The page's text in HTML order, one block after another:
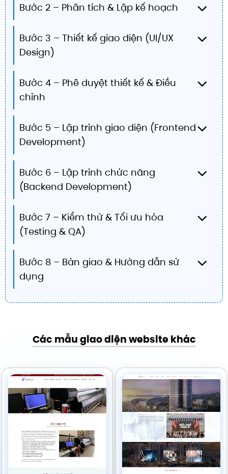
Bước 2 – Phân tích & Lập kế hoạch
Bước 3 – Thiết kế giao diện (UI/UX
Design)
Bước 4 – Phê duyệt thiết kế & Điều
chỉnh
Bước 5 – Lập trình giao diện (Frontend
Development)
Bước 6 – Lập trình chức năng
(Backend Development)
Bước 7 – Kiểm thử & Tối ưu hóa
(Testing & QA)
Bước 8 – Bàn giao & Hướng dẫn sử
dụng
Các mẫu giao diện website khác